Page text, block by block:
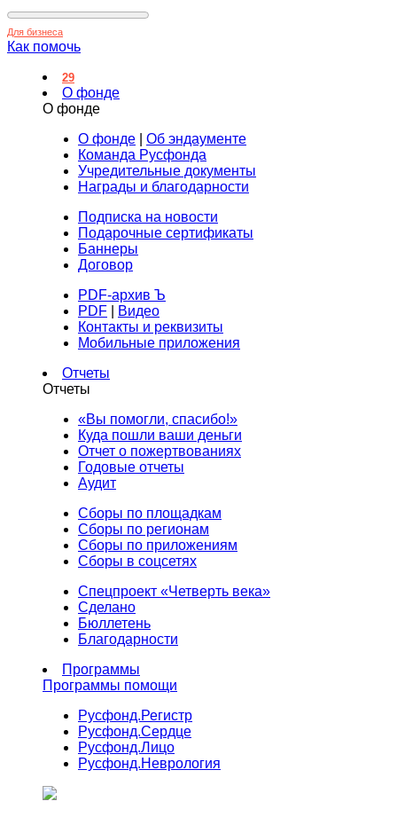
Для бизнеса
Как помочь
29
О фонде
О фонде
О фонде
Об эндаументе
Команда Русфонда
Учредительные документы
Награды и благодарности
Подписка на новости
Подарочные сертификаты
Баннеры
Договор
PDF-архив Ъ
PDF
Видео
Контакты и реквизиты
Мобильные приложения
Отчеты
Отчеты
«Вы помогли, спасибо!»
Куда пошли ваши деньги
Отчет о пожертвованиях
Годовые отчеты
Аудит
Сборы по площадкам
Сборы по регионам
Сборы по приложениям
Сборы в соцсетях
Спецпроект «Четверть века»
Сделано
Бюллетень
Благодарности
Программы
Программы помощи
Русфонд.Регистр
Русфонд.Сердце
Русфонд.Лицо
Русфонд.Неврология